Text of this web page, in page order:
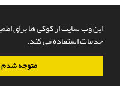
این وب سایت از کوکی ها برای
خدمات استفاده می کند.
متوجه شدم
سامانه مدیریت نشریات علمی.